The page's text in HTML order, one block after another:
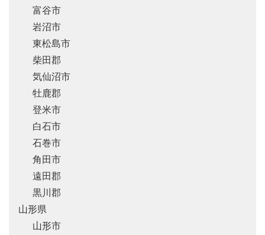
富谷市
岩沼市
東松島市
柴田郡
気仙沼市
牡鹿郡
登米市
白石市
石巻市
角田市
遠田郡
黒川郡
山形県
山形市